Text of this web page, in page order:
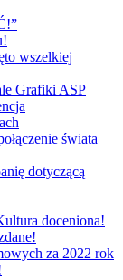
wszelkiej
Grafiki ASP
świata
dotyczącą
doceniona!
za 2022 rok